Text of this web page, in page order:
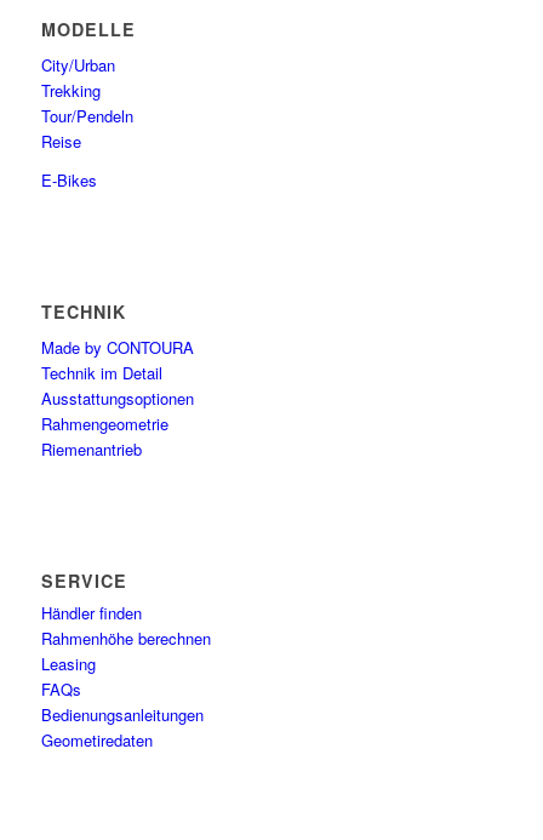
MODELLE
City/Urban
Trekking
Tour/Pendeln
Reise
E-Bikes
TECHNIK
Made by CONTOURA
Technik im Detail
Ausstattungsoptionen
Rahmengeometrie
Riemenantrieb
SERVICE
Händler finden
Rahmenhöhe berechnen
Leasing
FAQs
Bedienungsanleitungen
Geometiredaten